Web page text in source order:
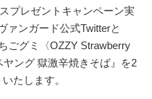
プレゼントキャンペーン実
ァンガード公式Twitterと
ごグミ〈OZZY Strawberry
ング 獄激辛焼きそば』を2
たします。